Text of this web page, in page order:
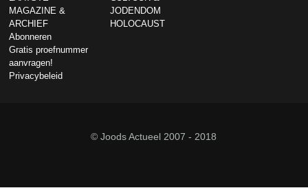
MAGAZINE &
ARCHIEF
Abonneren
Gratis proefnummer
aanvragen!
Privacybeleid
JODENDOM
HOLOCAUST
© Joods Actueel 2007 - 2018